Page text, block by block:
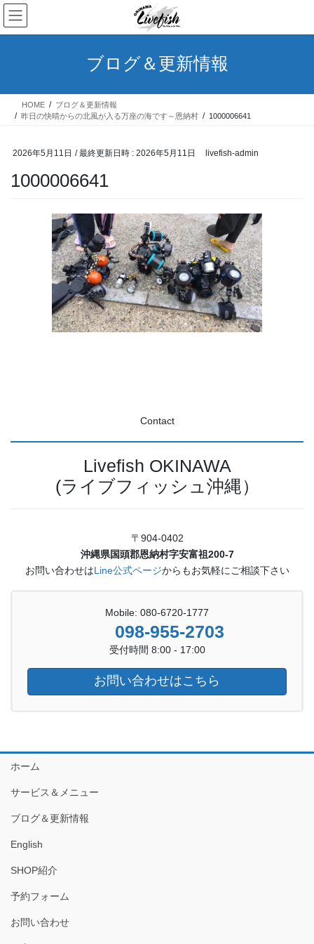
コ
ン
テ
ス
ナ
ビ
ゲ
ン
ブログ＆更新情報
HOME
ブログ＆更新情報
昨日の快晴からの北風が入る万座の海です～恩納村
1000006641
2026年5月11日 / 最終更新日時 : 2026年5月11日 livefish-admin
1000006641
Contact
Livefish OKINAWA
(ライブフィッシュ沖縄）
〒904-0402
沖縄県国頭郡恩納村字安富祖200-7
お問い合わせはLine公式ページからもお気軽にご相談下さい
Mobile: 080-6720-1777
098-955-2703
受付時間 8:00 - 17:00
お問い合わせはこちら
ホーム
サービス＆メニュー
ブログ＆更新情報
English
SHOP紹介
予約フォーム
お問い合わせ